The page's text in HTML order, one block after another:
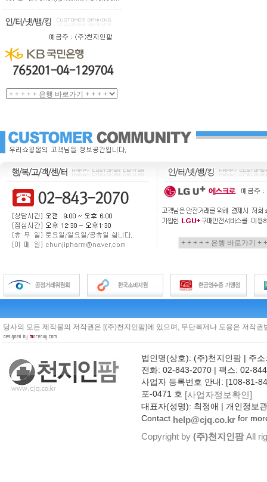
당사의 모든 제작물의 저작권은 [(주)천지인팜]에 있으며, 무단복제나 도용은 저작
법인명(상호): (주)천지인팜 | 주
전화: 02-843-2070 | 팩스: 02-
사업자 등록번호 안내: [108-81-
포-0471 호 [사업자정보확인]
대표자(성명): 최정애 | 개인정보
Contact help@cjq.co.kr for
Copyright by (주)천지인팜All